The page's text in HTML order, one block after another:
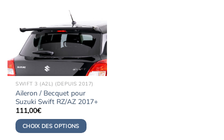
SWIFT 3 (A2L) (DEPUIS 2017)
Aileron / Becquet pour
Suzuki Swift RZ/AZ 2017+
111,00€
CHOIX DES OPTIONS